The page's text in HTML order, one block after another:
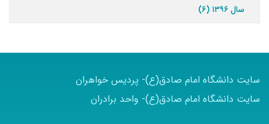
سال ۱۳۹۶ (۶)
سایت دانشگاه امام صادق(ع)- پردیس خواهران
سایت دانشگاه امام صادق(ع)- واحد برادران